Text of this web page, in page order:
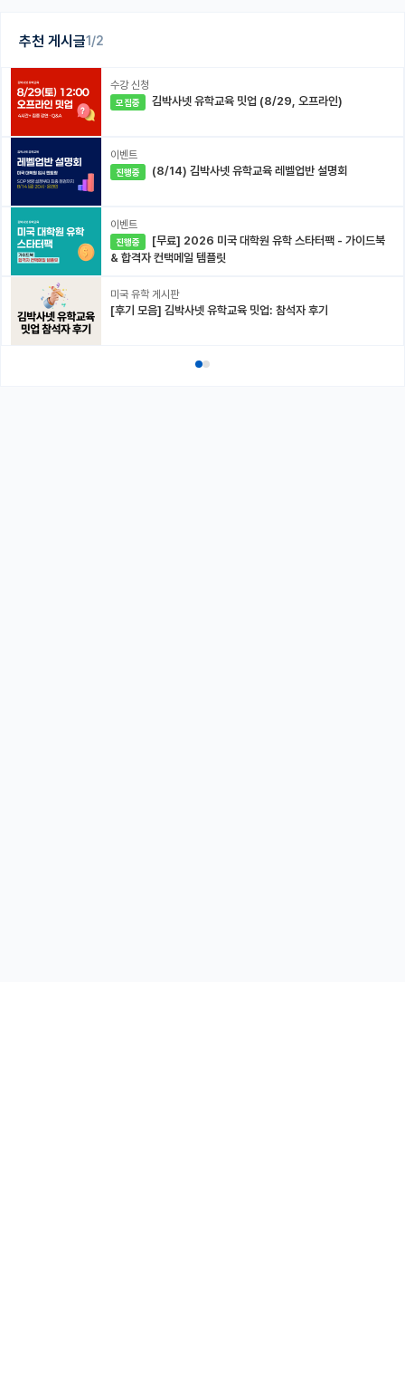
추천 게시글1/2
수강 신청
모집중 김박사넷 유학교육 밋업 (8/29, 오프라인)
이벤트
진행중 (8/14) 김박사넷 유학교육 레벨업반 설명회
이벤트
진행중
& 합격자 컨택메일 템플릿
미국 유학 게시판
[후기 모음] 김박사넷 유학교육 밋업: 참석자 후기